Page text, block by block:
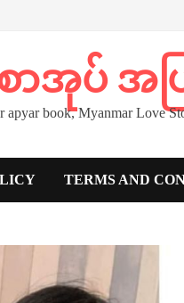
စာအုပ် အ
book, Myanmar Love
TERMS AND